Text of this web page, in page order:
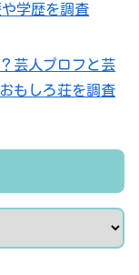
学歴を調査
芸人プロフと芸
もしろ荘を調査